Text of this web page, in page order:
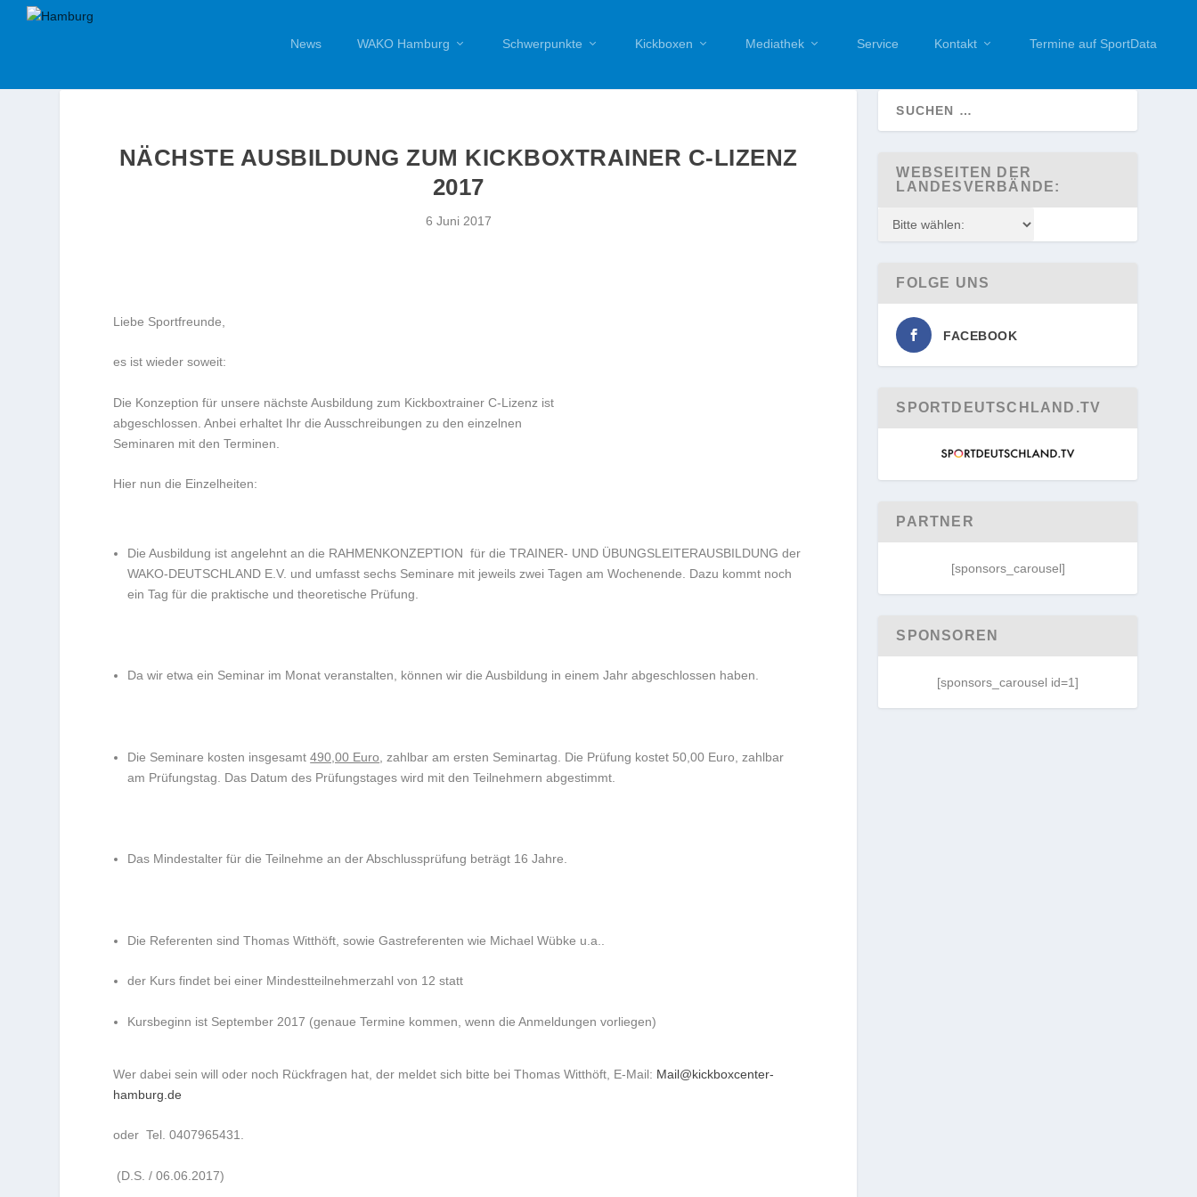
News WAKO Hamburg Schwerpunkte Kickboxen Mediathek Service Kontakt Termine auf SportData
NÄCHSTE AUSBILDUNG ZUM KICKBOXTRAINER C-LIZENZ
2017
6 Juni 2017
Liebe Sportfreunde,
es ist wieder soweit:
Die Konzeption für unsere nächste Ausbildung zum Kickboxtrainer C-Lizenz ist
abgeschlossen. Anbei erhaltet Ihr die Ausschreibungen zu den einzelnen
Seminaren mit den Terminen.
Hier nun die Einzelheiten:
Die Ausbildung ist angelehnt an die RAHMENKONZEPTION für die TRAINER- UND ÜBUNGSLEITERAUSBILDUNG der
WAKO-DEUTSCHLAND E.V. und umfasst sechs Seminare mit jeweils zwei Tagen am Wochenende. Dazu kommt noch
ein Tag für die praktische und theoretische Prüfung.
Da wir etwa ein Seminar im Monat veranstalten, können wir die Ausbildung in einem Jahr abgeschlossen haben.
Die Seminare kosten insgesamt490,00 Euro , zahlbar am ersten Seminartag. Die Prüfung kostet 50,00 Euro, zahlbar
am Prüfungstag. Das Datum des Prüfungstages wird mit den Teilnehmern abgestimmt.
Das Mindestalter für die Teilnehme an der Abschlussprüfung beträgt 16 Jahre.
Die Referenten sind Thomas Witthöft, sowie Gastreferenten wie Michael Wübke u.a..
der Kurs findet bei einer Mindestteilnehmerzahl von 12 statt
Kursbeginn ist September 2017 (genaue Termine kommen, wenn die Anmeldungen vorliegen)
Wer dabei sein will oder noch Rückfragen hat, der meldet sich bitte bei Thomas Witthöft, E-Mail: Mail@kickboxcenter-
hamburg.de
oder Tel. 0407965431.
(D.S. / 06.06.2017)
WEBSEITEN DER
LANDESVERBÄNDE:
FOLGE UNS
FACEBOOK
SPORTDEUTSCHLAND.TV
PARTNER
[sponsors_carousel]
SPONSOREN
[sponsors_carousel id=1]